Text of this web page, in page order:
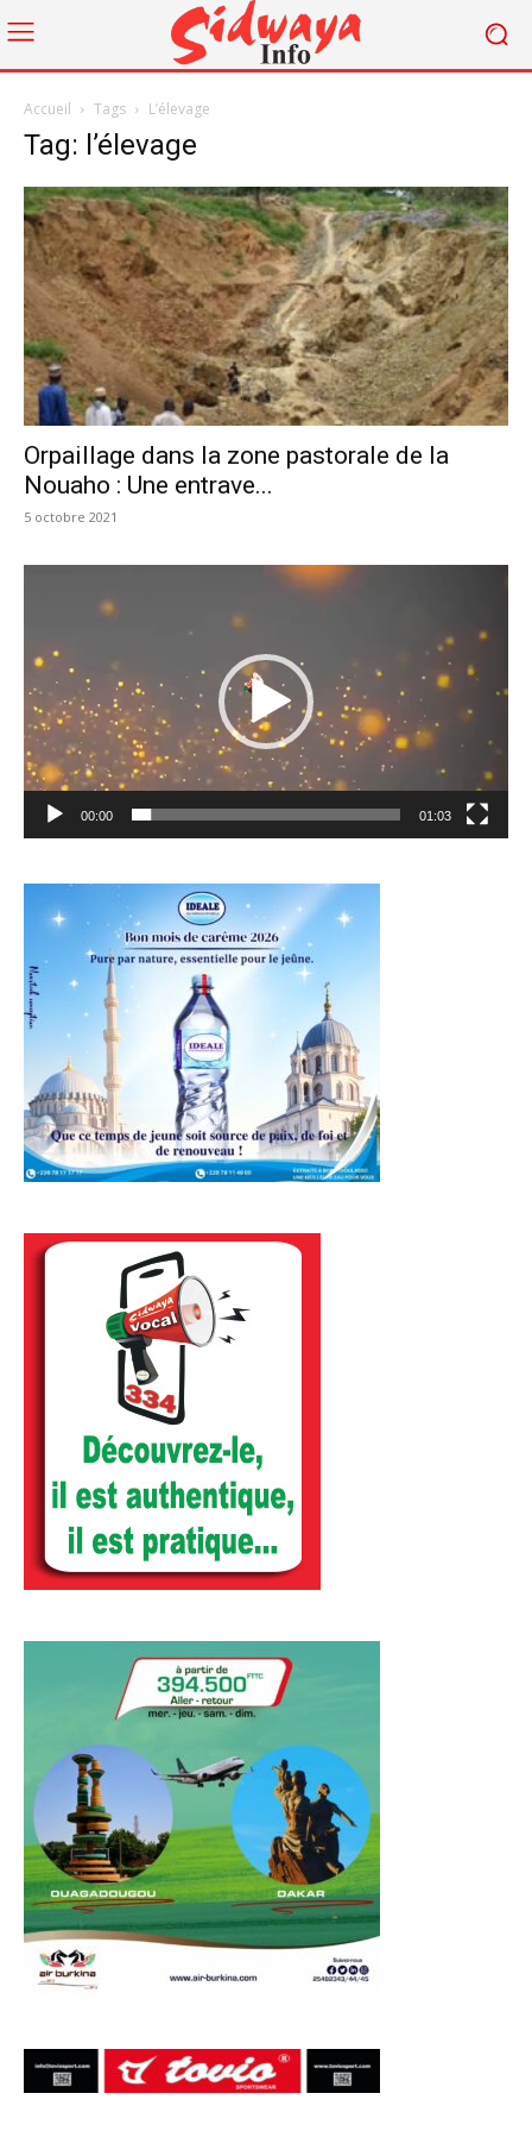
Accueil Tags L’élevage
Tag: l’élevage
Orpaillage dans la zone pastorale de la
Nouaho : Une entrave...
5 octobre 2021
00:00 01:03